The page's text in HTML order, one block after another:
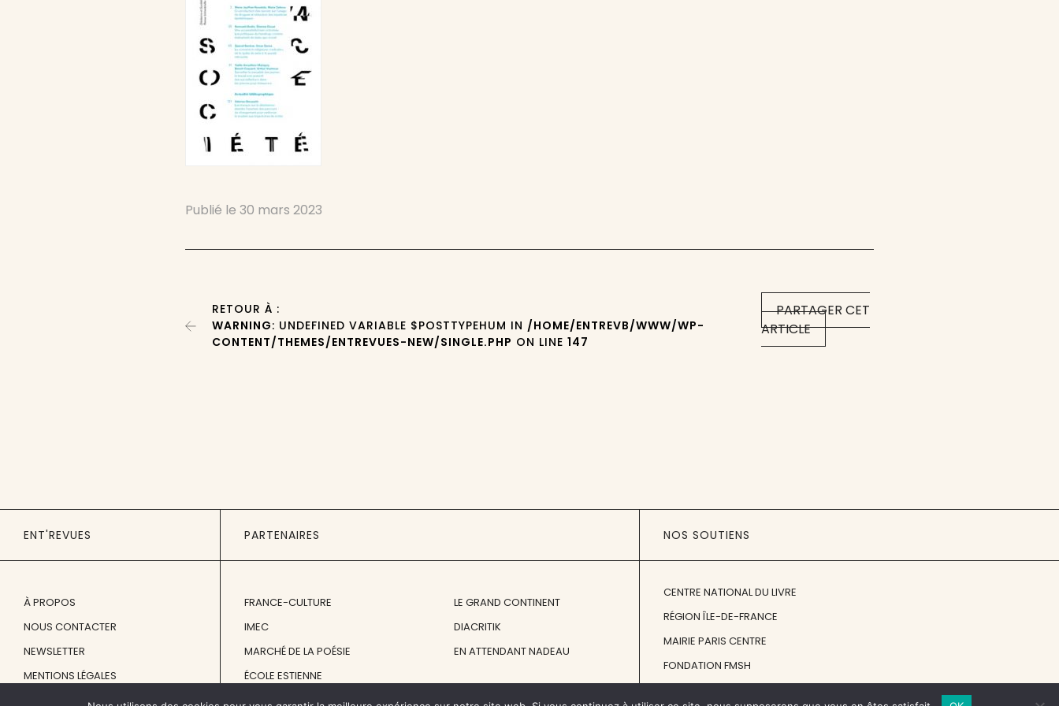
Publié le30 mars 2023
PARTAGER CET
ARTICLE
RETOUR À :
WARNING: UNDEFINED VARIABLE $POSTTYPEHUM IN /HOME/ENTREVB/WWW/WP-
CONTENT/THEMES/ENTREVUES-NEW/SINGLE.PHP ON LINE147
ENT'REVUES
À PROPOS
NOUS CONTACTER
NEWSLETTER
MENTIONS LÉGALES
PARTENAIRES
FRANCE-CULTURE
IMEC
MARCHÉ DE LA POÉSIE
ÉCOLE ESTIENNE
LE GRAND CONTINENT
DIACRITIK
EN ATTENDANT NADEAU
NOS SOUTIENS
CENTRE NATIONAL DU LIVRE
RÉGION ÎLE-DE-FRANCE
MAIRIE PARIS CENTRE
FONDATION FMSH